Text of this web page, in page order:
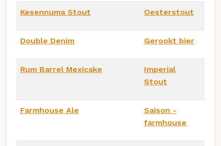
Kesennuma Stout Oesterstout
Double Denim Gerookt bier
Rum Barrel Mexicake
Imperial
Stout
Farmhouse Ale
Saison -
farmhouse